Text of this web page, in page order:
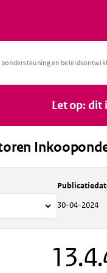
en
Let op: dit
30-04-2024